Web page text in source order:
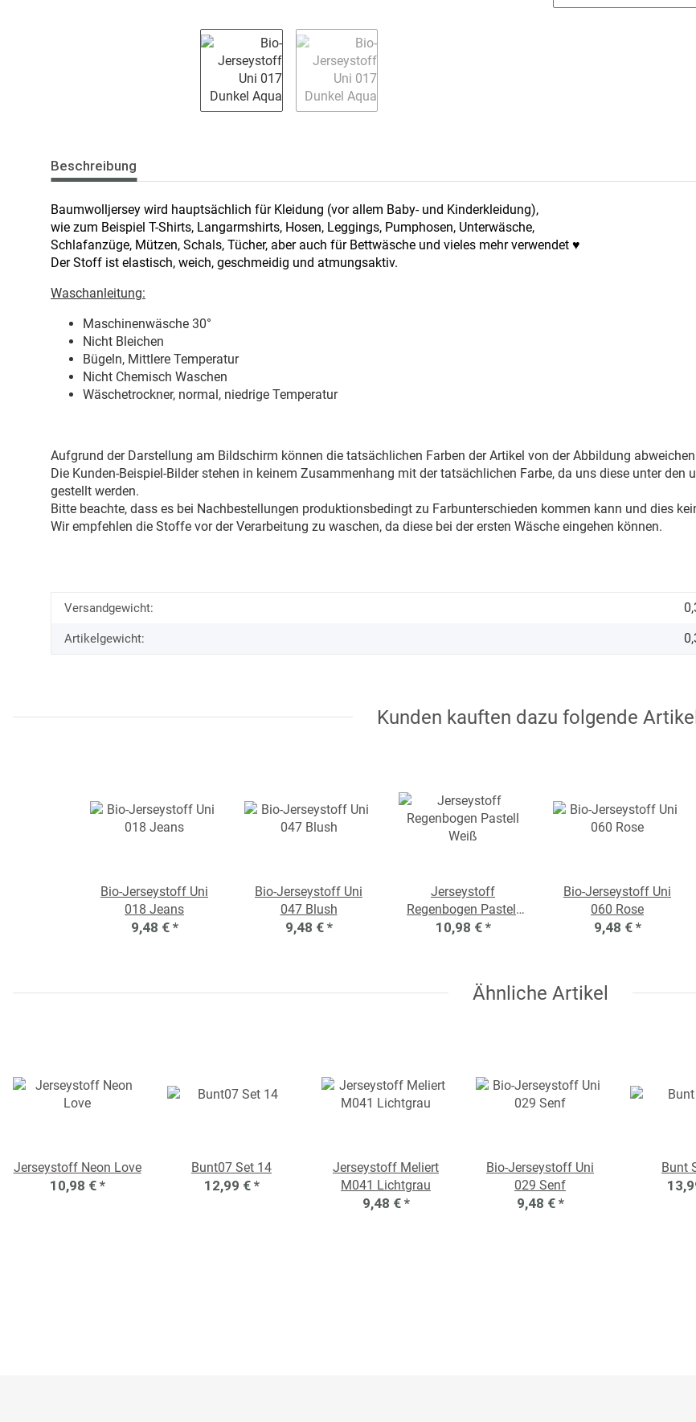
Beschreibung
Baumwolljersey wird hauptsächlich für Kleidung (vor allem Baby- und Kinderkleidung),
wie zum Beispiel T-Shirts, Langarmshirts, Hosen, Leggings, Pumphosen, Unterwäsche,
Schlafanzüge, Mützen, Schals, Tücher, aber auch für Bettwäsche und vieles mehr verwendet ♥
Der Stoff ist elastisch, weich, geschmeidig und atmungsaktiv.
Waschanleitung:
Maschinenwäsche 30°
Nicht Bleichen
Bügeln, Mittlere Temperatur
Nicht Chemisch Waschen
Wäschetrockner, normal, niedrige Temperatur
Aufgrund der Darstellung am Bildschirm können die tatsächlichen Farben der Artikel von der Abbildung
Die Kunden-Beispiel-Bilder stehen in keinem Zusammenhang mit der tatsächlichen Farbe, da uns diese unter
gestellt werden.
Bitte beachte, dass es bei Nachbestellungen produktionsbedingt zu Farbunterschieden kommen kann und dies
Wir empfehlen die Stoffe vor der Verarbeitung zu waschen, da diese bei der ersten Wäsche eingehen können.
Versandgewicht:
Artikelgewicht:
Kunden kauften dazu folgende
Bio-Jerseystoff Uni
018 Jeans
9,48 € *
Bio-Jerseystoff Uni
047 Blush
9,48 € *
Jerseystoff
Regenbogen Pastell
Weiß
10,98 € *
Bio-Jerseystoff Uni
060 Rose
9,48 € *
Ähnliche Artikel
Jerseystoff Neon Love
10,98 € *
Bunt07 Set 14
12,99 € *
Jerseystoff Meliert
M041 Lichtgrau
9,48 € *
Bio-Jerseystoff Uni
029 Senf
9,48 € *
Bunt